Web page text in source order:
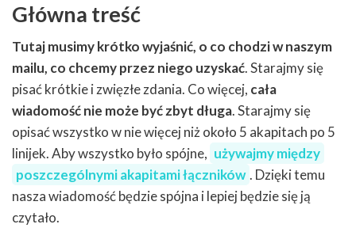
Główna treść
Tutaj musimy krótko wyjaśnić, o co chodzi w naszym
mailu, co chcemy przez niego uzyskać. Starajmy się
pisać krótkie i zwięzłe zdania. Co więcej, cała
wiadomość nie może być zbyt długa. Starajmy się
opisać wszystko w nie więcej niż około 5 akapitach po 5
linijek. Aby wszystko było spójne, używajmy między
poszczególnymi akapitami łączników . Dzięki temu
nasza wiadomość będzie spójna i lepiej będzie się ją
czytało.